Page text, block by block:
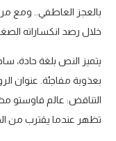
بالعجز العاطفي.. ومع
خلال رصد انكساراته
يتميز النص بلغة حادة،
بعذوبة مفاجئة. عنوان
التناقض: عالم فاوستو
تظهر عندما يقترب من